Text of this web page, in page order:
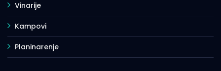
Vinarije
Kampovi
Planinarenje